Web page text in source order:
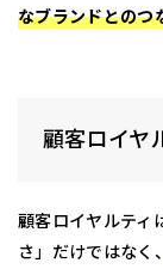
なブランドとのつ
顧客ロイヤ
顧客ロイヤルティ
さ」だけではなく